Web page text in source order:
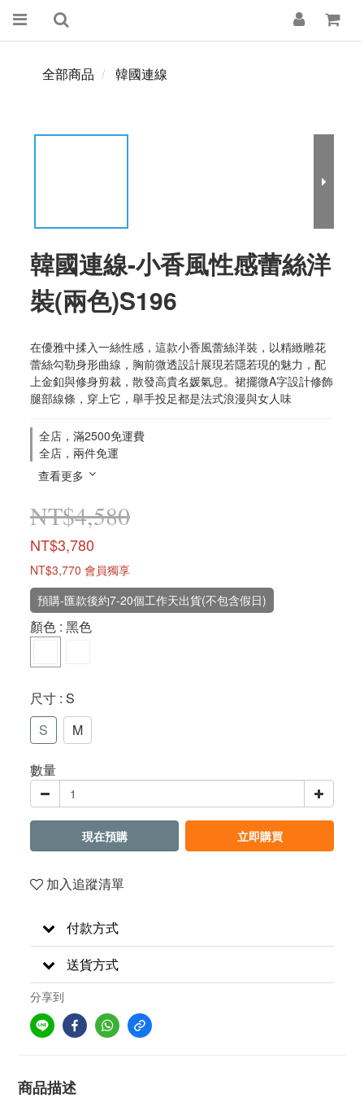
全部商品 韓國連線
韓國連線-小香風性感蕾絲洋
裝(兩色)S196
在優雅中揉入一絲性感，這款小香風蕾絲洋裝，以精緻雕花
蕾絲勾勒身形曲線，胸前微透設計展現若隱若現的魅力，配
上金釦與修身剪裁，散發高貴名媛氣息。裙擺微A字設計修飾
腿部線條，穿上它，舉手投足都是法式浪漫與女人味
全店，滿2500免運費
全店，兩件免運
查看更多
NT$4,580
NT$3,780
NT$3,770 會員獨享
預購-匯款後約7-20個工作天出貨(不包含假日)
顏色 : 黑色
尺寸 : S
S
M
數量
現在預購 立即購買
加入追蹤清單
付款方式
送貨方式
分享到
商品描述